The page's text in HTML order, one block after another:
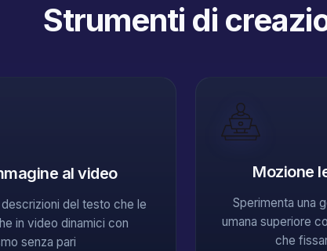
Strumenti di
al video
del testo che le
in video dinamici con
senza pari
Mozione
Sperimenta una
umana superiore
che